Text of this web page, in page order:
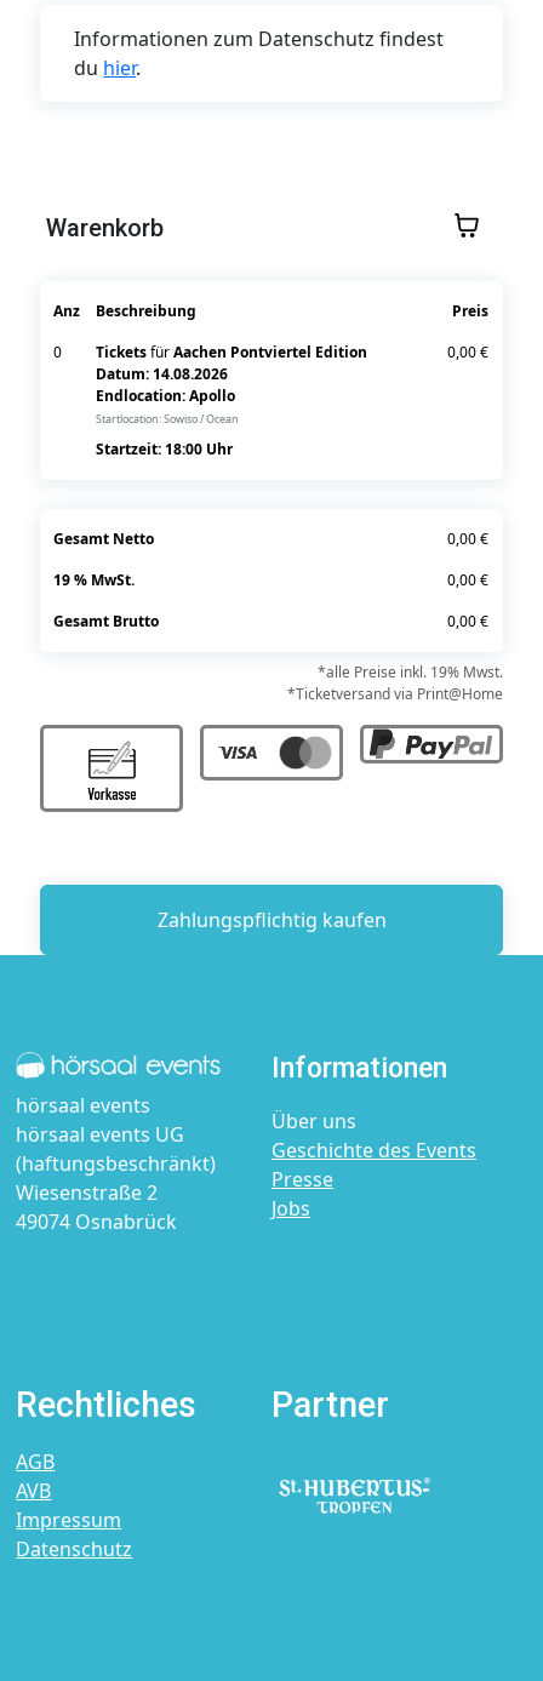
Informationen zum Datenschutz findest
du hier.
Warenkorb
Anz Beschreibung
Preis
0
TicketsfürAachen Pontviertel Edition
Datum: 14.08.2026
Endlocation: Apollo
Startlocation: Sowiso / Ocean
Startzeit:18:00 Uhr
0,00 €
Gesamt Netto
0,00 €
19 % MwSt.
0,00 €
Gesamt Brutto
0,00 €
*alle Preise inkl. 19% Mwst.
*Ticketversand via Print@Home
hörsaal events
hörsaal events UG
(haftungsbeschränkt)
Wiesenstraße 2
49074 Osnabrück
Informationen
Über uns
Geschichte des Events
Presse
Jobs
Rechtliches
AGB
AVB
Impressum
Datenschutz
Partner